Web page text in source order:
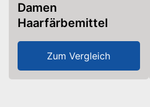
Damen
Haarfärbemittel
Zum Vergleich